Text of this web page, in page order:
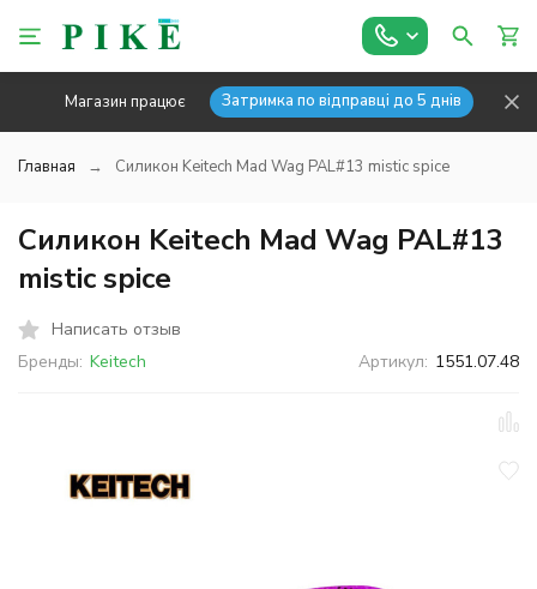
Магазин працює Затримка по відправці до 5 днів
Главная Силикон Keitech Mad Wag PAL#13 mistic spice
Силикон Keitech Mad Wag PAL#13
mistic spice
Написать отзыв
Бренды: Keitech Артикул: 1551.07.48